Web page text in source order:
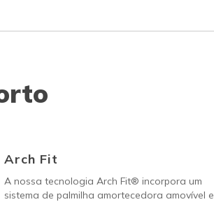
Arch Fit
A nossa tecnologia Arch Fit® incorpora um
sistema de palmilha amortecedora amovível e